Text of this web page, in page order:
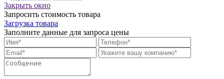
Закрыть окно
Запросить стоимость товара
Загрузка товара
Заполните данные для запроса цены